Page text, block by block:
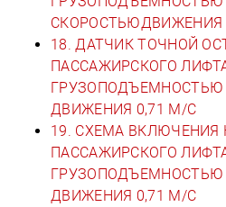
СКОРОСТЬЮДВИЖЕНИЯ
18. ДАТЧИК ТОЧНОЙ
ПАССАЖИРСКОГО
ГРУЗОПОДЪЕМНОСТЬЮ
ДВИЖЕНИЯ 0,71 М/С
19. СХЕМА ВКЛЮЧЕНИЯ
ПАССАЖИРСКОГО
ГРУЗОПОДЪЕМНОСТЬЮ
ДВИЖЕНИЯ 0,71 М/С